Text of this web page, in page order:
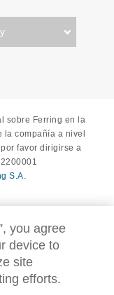
sobre Ferring en la
la compañía a nivel
favor dirigirse a
S.A.
you agree
device to
site
efforts.